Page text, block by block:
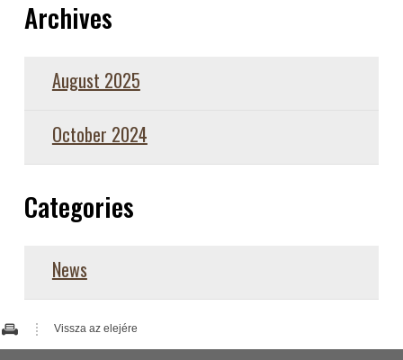
Archives
August 2025
October 2024
Categories
News
Vissza az elejére